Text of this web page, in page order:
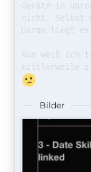
Geräte in
nicht. Selbst
Daran liegt
Nun weiß ich
mittlerweile
Bilder